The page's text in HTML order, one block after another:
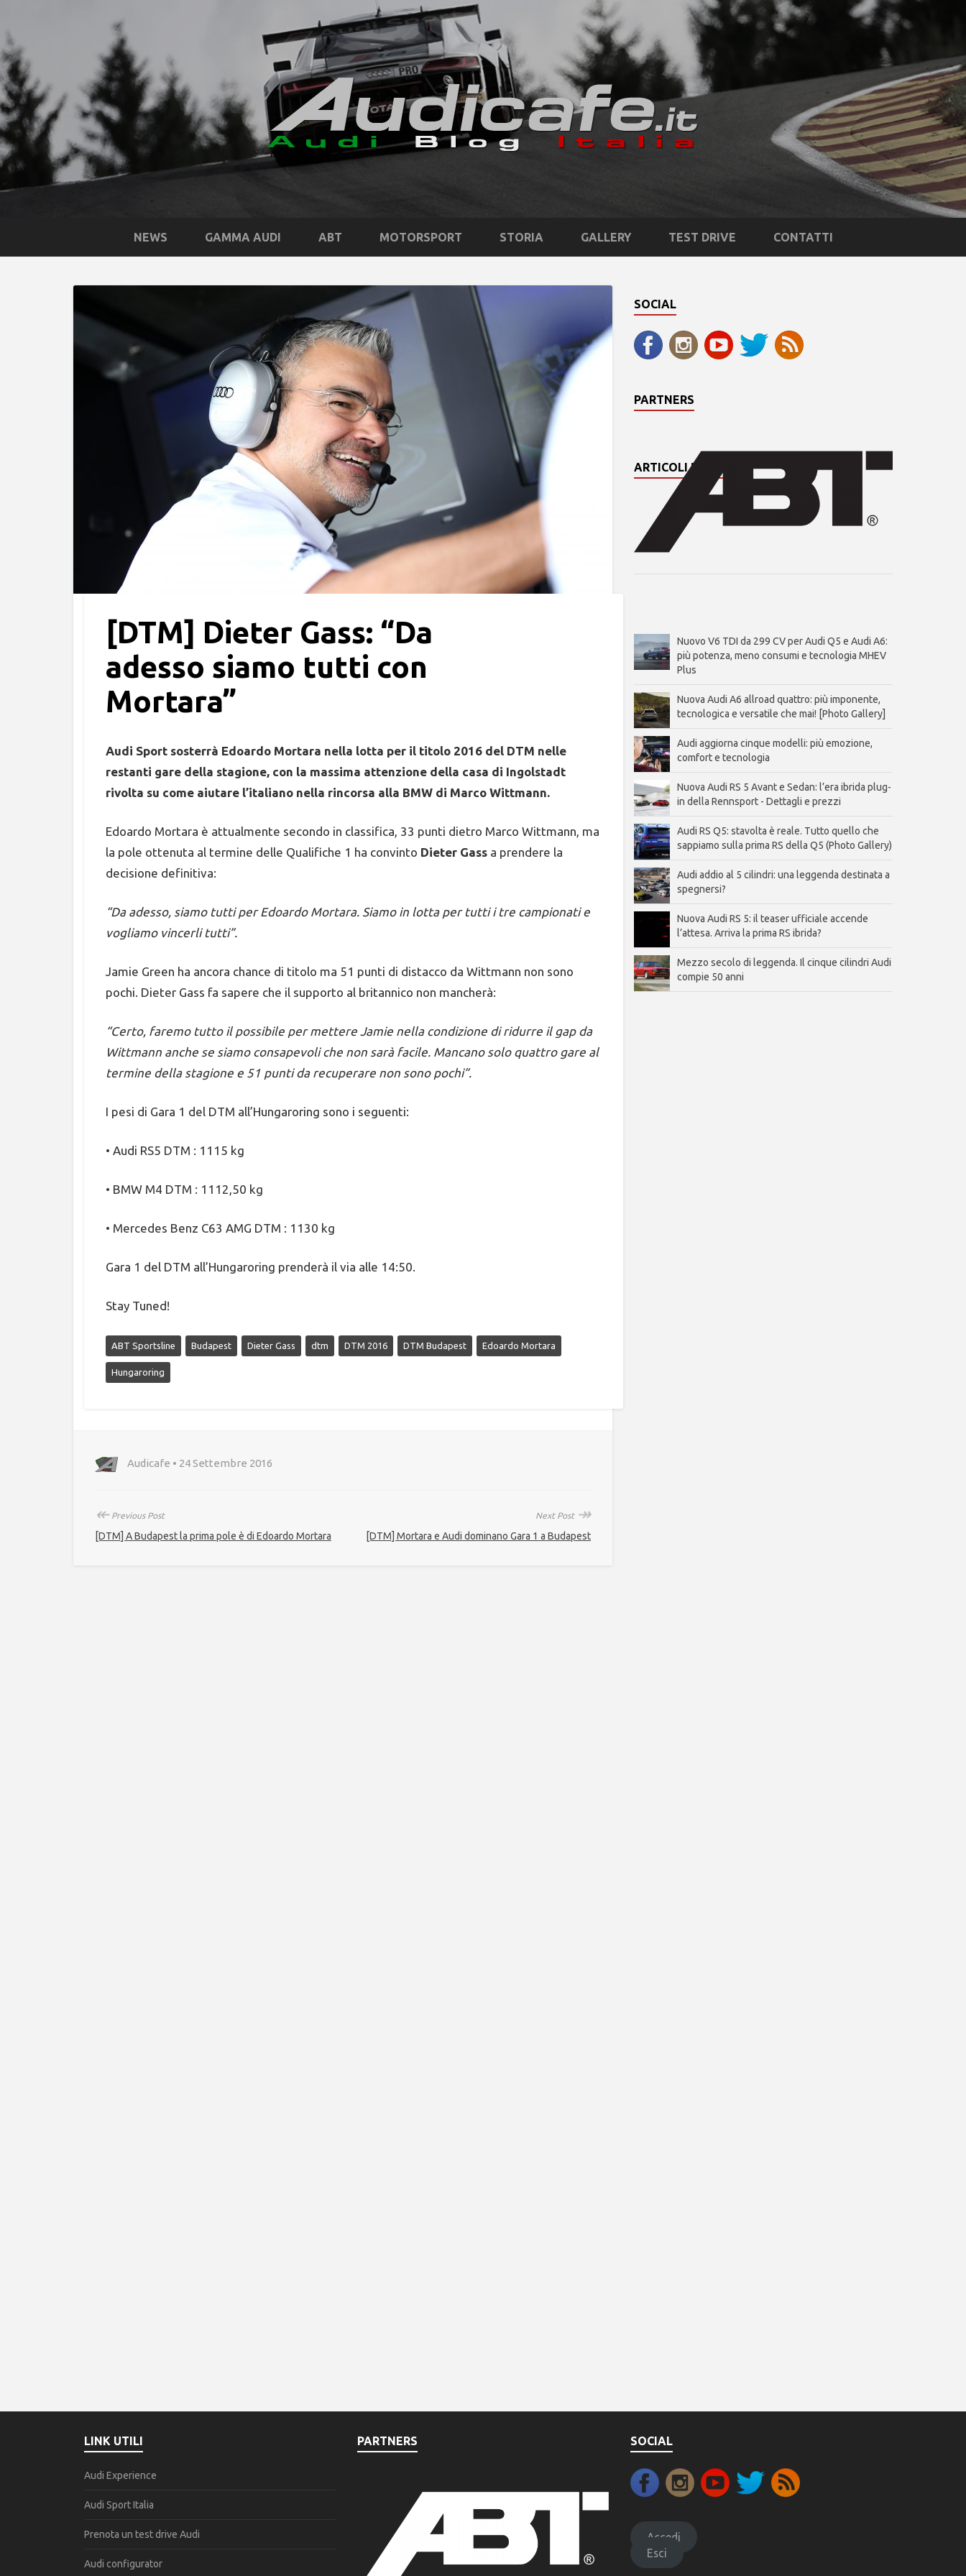
NEWS GAMMA AUDI ABT MOTORSPORT STORIA GALLERY TEST DRIVE CONTATTI
[DTM] Dieter Gass: “Da
adesso siamo tutti con
Mortara”
Audi Sport sosterrà Edoardo Mortara nella lotta per il titolo 2016 del DTM nelle
restanti gare della stagione, con la massima attenzione della casa di Ingolstadt
rivolta su come aiutare l’italiano nella rincorsa alla BMW di Marco Wittmann.
Edoardo Mortara è attualmente secondo in classifica, 33 punti dietro Marco Wittmann, ma
la pole ottenuta al termine delle Qualifiche 1 ha convinto Dieter Gass a prendere la
decisione definitiva:
“Da adesso, siamo tutti per Edoardo Mortara. Siamo in lotta per tutti i tre campionati e
vogliamo vincerli tutti”.
Jamie Green ha ancora chance di titolo ma 51 punti di distacco da Wittmann non sono
pochi. Dieter Gass fa sapere che il supporto al britannico non mancherà:
“Certo, faremo tutto il possibile per mettere Jamie nella condizione di ridurre il gap da
Wittmann anche se siamo consapevoli che non sarà facile. Mancano solo quattro gare al
termine della stagione e 51 punti da recuperare non sono pochi”.
I pesi di Gara 1 del DTM all’Hungaroring sono i seguenti:
• Audi RS5 DTM : 1115 kg
• BMW M4 DTM : 1112,50 kg
• Mercedes Benz C63 AMG DTM : 1130 kg
Gara 1 del DTM all’Hungaroring prenderà il via alle 14:50.
Stay Tuned!
ABT Sportsline Budapest Dieter Gass dtm DTM 2016 DTM Budapest Edoardo Mortara
Hungaroring
Audicafe • 24 Settembre 2016
↞Previous Post
[DTM] A Budapest la prima pole è di Edoardo Mortara
Next Post ↠
[DTM] Mortara e Audi dominano Gara 1 a Budapest
SOCIAL
PARTNERS
ARTICOLI PIÙ LETTI
Nuovo V6 TDI da 299 CV per Audi Q5 e Audi A6:
più potenza, meno consumi e tecnologia MHEV
Plus
Nuova Audi A6 allroad quattro: più imponente,
tecnologica e versatile che mai! [Photo Gallery]
Audi aggiorna cinque modelli: più emozione,
comfort e tecnologia
Nuova Audi RS 5 Avant e Sedan: l’era ibrida plug-
in della Rennsport - Dettagli e prezzi
Audi RS Q5: stavolta è reale. Tutto quello che
sappiamo sulla prima RS della Q5 (Photo Gallery)
Audi addio al 5 cilindri: una leggenda destinata a
spegnersi?
Nuova Audi RS 5: il teaser ufficiale accende
l’attesa. Arriva la prima RS ibrida?
Mezzo secolo di leggenda. Il cinque cilindri Audi
compie 50 anni
LINK UTILI
Audi Experience
Audi Sport Italia
Prenota un test drive Audi
Audi configurator
PARTNERS SOCIAL
Accedi
Esci